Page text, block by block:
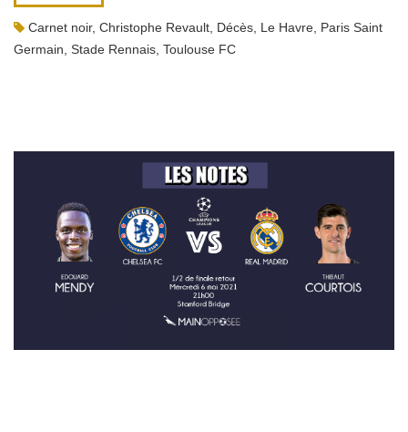
Carnet noir, Christophe Revault Décès Le Havre Paris Saint
Germain Stade Rennais Toulouse FC